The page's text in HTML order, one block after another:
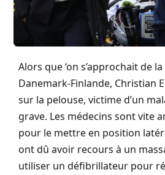
Alors que ‘on s’approchait de
Danemark-Finlande, Christian
sur la pelouse, victime d’un
grave. Les médecins sont vite
pour le mettre en position
ont dû avoir recours à un
utiliser un défibrillateur pour